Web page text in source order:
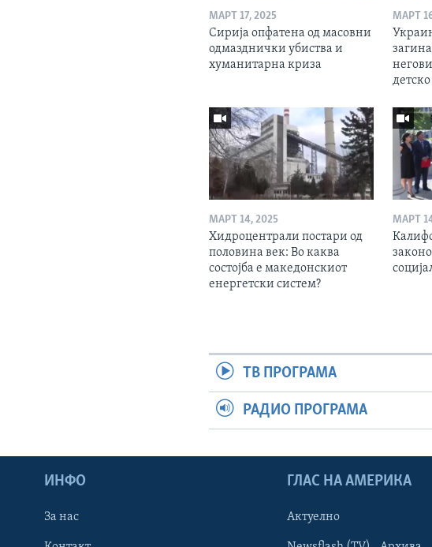
МАРТ 17, 2025
Сирија опфатена од масовни
одмазднички убиства и
хуманитарна криза
МАРТ
МАРТ 14, 2025
Хидроцентрали постари од
половина век: Во каква
состојба е македонскиот
енергетски систем?
МАРТ
ТВ ПРОГРАМА
РАДИО ПРОГРАМА
ИНФО
За нас
ГЛАС НА АМЕРИКА
Актуелно